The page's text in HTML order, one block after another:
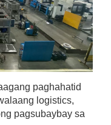
paghahatid
logistics,
pagsubaybay sa